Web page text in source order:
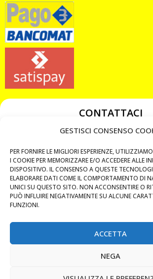
GESTISCI CONSENSO
PER FORNIRE LE MIGLIORI ESPERIENZE,
I COOKIE PER MEMORIZZARE E/O ACCEDERE ALLE
DISPOSITIVO. IL CONSENSO A QUESTE
ELABORARE DATI COME IL COMPORTAMENTO DI
UNICI SU QUESTO SITO. NON ACCONSENTIRE O
PUÒ INFLUIRE NEGATIVAMENTE SU ALCUNE
FUNZIONI.
ACCETTA
NEGA
CONTATTACI
349 3863811
chiavicodificate@gmail.com
Privacy Policy
Cookie Policy
MAPS
CHIAMA ORA